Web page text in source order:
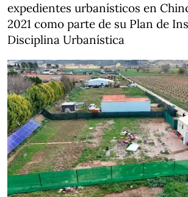
expedientes urbanísticos en
2021 como parte de su Plan de
Disciplina Urbanística